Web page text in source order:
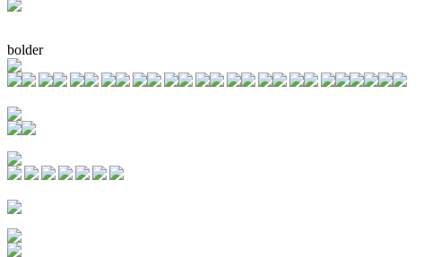
bolder